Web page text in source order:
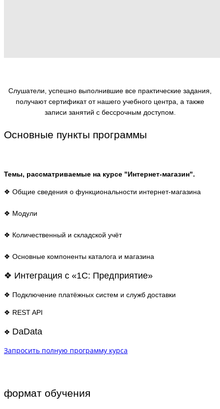
Слушатели, успешно выполнившие все практические задания,
получают сертификат от нашего учебного центра, а также
записи занятий с бессрочным доступом.
Основные пункты программы
Темы, рассматриваемые на курсе "Интернет-магазин".
❖ Общие сведения о функциональности интернет-магазина
❖ Модули
❖ Количественный и складской учёт
❖ Основные компоненты каталога и магазина
❖ Интеграция с «1С: Предприятие»
❖ Подключение платёжных систем и служб доставки
❖ REST API
❖ DaData
Запросить полную программу курса
формат обучения